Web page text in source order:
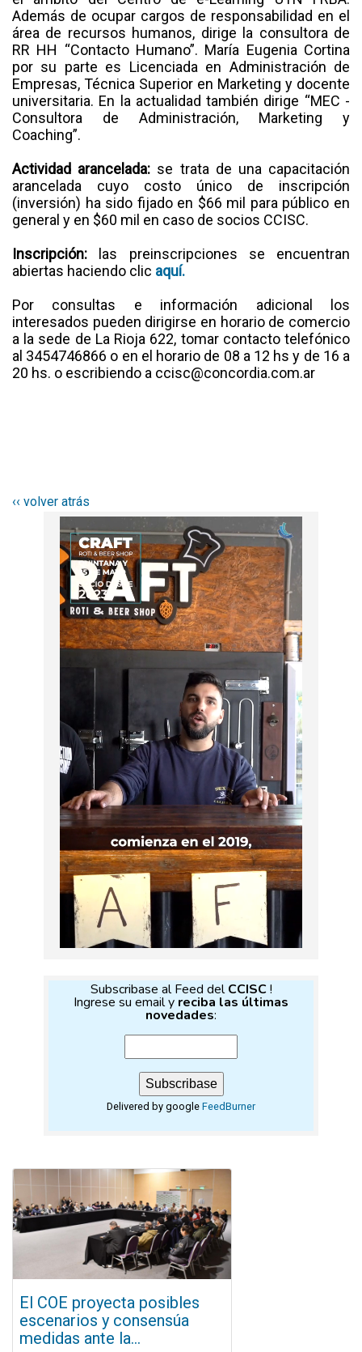
Además de ocupar cargos de responsabilidad en el
área de recursos humanos, dirige la consultora de
RR HH “Contacto Humano”. María Eugenia Cortina
por su parte es Licenciada en Administración de
Empresas, Técnica Superior en Marketing y docente
universitaria. En la actualidad también dirige “MEC -
Consultora de Administración, Marketing y
Coaching”.
Actividad arancelada: se trata de una capacitación
arancelada cuyo costo único de inscripción
(inversión) ha sido fijado en $66 mil para público en
general y en $60 mil en caso de socios CCISC.
Inscripción: las preinscripciones se encuentran
abiertas haciendo clic aquí.
Por consultas e información adicional los
interesados pueden dirigirse en horario de comercio
a la sede de La Rioja 622, tomar contacto telefónico
al 3454746866 o en el horario de 08 a 12 hs y de 16 a
20 hs. o escribiendo a ccisc@concordia.com.ar
‹‹ volver atrás
Subscribase al Feed delCCISC!
Ingrese su email y reciba las últimas
novedades:
Delivered by google FeedBurner
El COE proyecta posibles
escenarios y consensúa
medidas ante la...